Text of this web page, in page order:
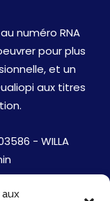
numéro RNA
pour plus
et un
aux titres
- WILLA